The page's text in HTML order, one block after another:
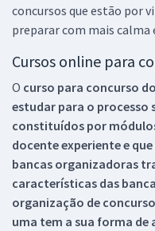
concursos que estão por
preparar com mais calma
Cursos online para
O curso para concurso
estudar para o processo
constituídos por
docente experiente e
bancas organizadoras
características das
organização de
uma tem a sua forma